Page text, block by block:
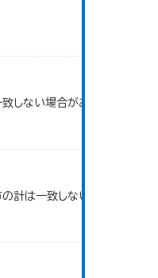
しない場合がある。
計は一致しない場合がある。